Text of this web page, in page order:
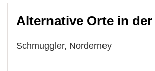
Alternative Orte in der
Schmuggler, Norderney